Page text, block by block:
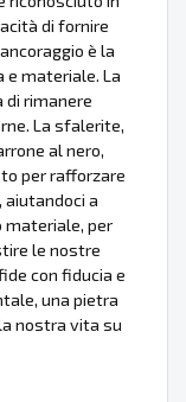
di fornire
è la
materiale. La
di rimanere
La sfalerite,
al nero,
per rafforzare
aiutandoci a
materiale, per
le nostre
con fiducia e
una pietra
nostra vita su